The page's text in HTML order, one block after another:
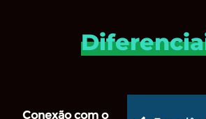
Conexão com o